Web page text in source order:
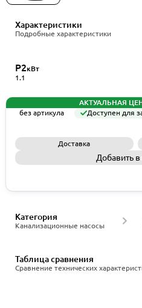
Характеристики
Подробные характеристики
P2кВт
1.1
АКТУАЛЬНАЯ
без артикула
Доступен для
Доставка
Добавить
Канализационные насосы
Категория
Сравнение технических
Таблица сравнения